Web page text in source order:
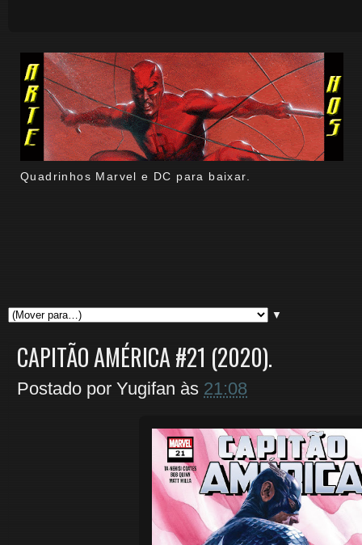
Quadrinhos Marvel e DC para baixar.
▼
CAPITÃO AMÉRICA #21 (2020).
Postado por Yugifan às 21:08